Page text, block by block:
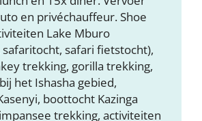
en privéchauffeur. Shoe
Lake Mburo
safari fietstocht),
trekking, gorilla trekking,
het Ishasha gebied,
boottocht Kazinga
trekking, activiteiten